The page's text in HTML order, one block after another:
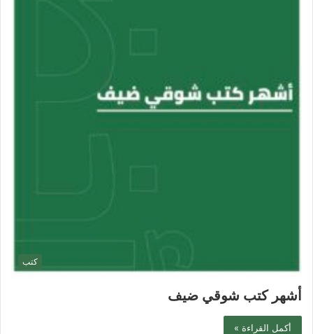
كتب
أشهر كتب شوقي ضيف
أكمل القراءة »